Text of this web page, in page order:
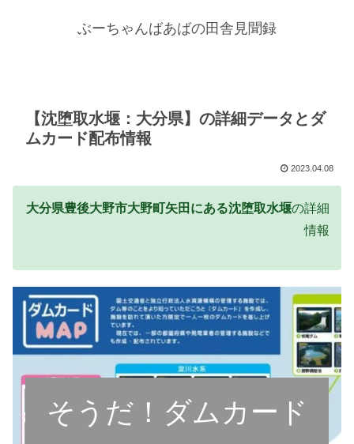
ぶーちゃんばあばの田舎見聞録
【沈堕取水堰：大分県】の詳細データとダ
ムカード配布情報
2023.04.08
大分県豊後大野市大野町矢田にある沈堕取水堰の詳細
情報
そうだ！ダムカード